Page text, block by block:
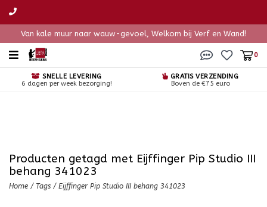
Van kale muur naar wauw-gevoel, Welkom bij Verf en Wand!
0
SNELLE LEVERING
6 dagen per week bezorging!
GRATIS VERZENDING
Boven de €75 euro
Producten getagd met Eijffinger Pip Studio III
behang 341023
Home / Tags / Eijffinger Pip Studio III behang 341023